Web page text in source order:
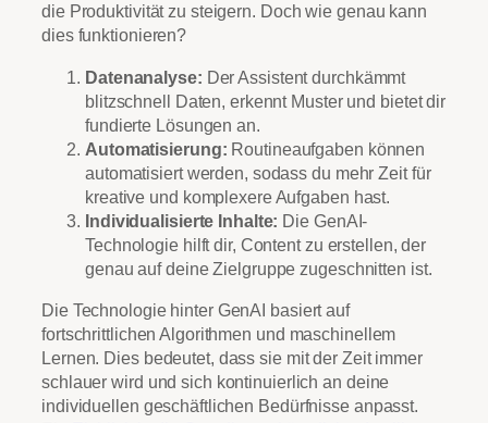
die Produktivität zu steigern. Doch wie genau kann
dies funktionieren?
Datenanalyse: Der Assistent durchkämmt
blitzschnell Daten, erkennt Muster und bietet dir
fundierte Lösungen an.
Automatisierung: Routineaufgaben können
automatisiert werden, sodass du mehr Zeit für
kreative und komplexere Aufgaben hast.
Individualisierte Inhalte: Die GenAI-
Technologie hilft dir, Content zu erstellen, der
genau auf deine Zielgruppe zugeschnitten ist.
Die Technologie hinter GenAI basiert auf
fortschrittlichen Algorithmen und maschinellem
Lernen. Dies bedeutet, dass sie mit der Zeit immer
schlauer wird und sich kontinuierlich an deine
individuellen geschäftlichen Bedürfnisse anpasst.